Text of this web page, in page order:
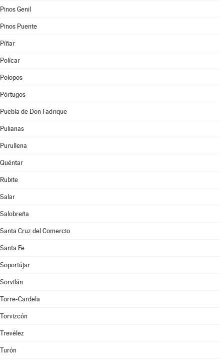
Pinos Genil
Pinos Puente
Píñar
Polícar
Polopos
Pórtugos
Puebla de Don Fadrique
Pulianas
Purullena
Quéntar
Rubite
Salar
Salobreña
Santa Cruz del Comercio
Santa Fe
Soportújar
Sorvilán
Torre-Cardela
Torvizcón
Trevélez
Turón